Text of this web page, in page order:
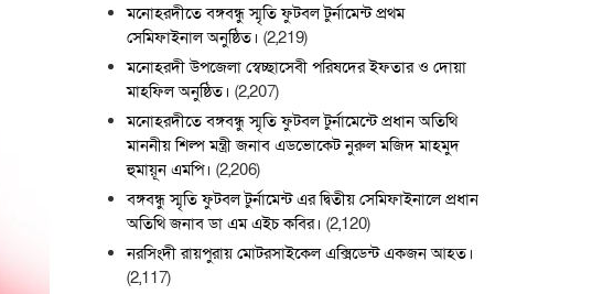
মনোহরদীতে বঙ্গবন্ধু স্মৃতি ফুটবল টুর্নামেন্ট প্রথম
সেমিফাইনাল অনুষ্ঠিত। (2,219)
মনোহরদী উপজেলা স্বেচ্ছাসেবী পরিষদের ইফতার ও দোয়া
মাহফিল অনুষ্ঠিত। (2,207)
মনোহরদীতে বঙ্গবন্ধু স্মৃতি ফুটবল টুর্নামেন্টে প্রধান অতিথি
মাননীয় শিল্প মন্ত্রী জনাব এডভোকেট নুরুল মজিদ মাহমুদ
হুমায়ূন এমপি। (2,206)
বঙ্গবন্ধু স্মৃতি ফুটবল টুর্নামেন্ট এর দ্বিতীয় সেমিফাইনালে প্রধান
অতিথি জনাব ডা এম এইচ কবির। (2,120)
নরসিংদী রায়পুরায় মোটরসাইকেল এক্সিডেন্ট একজন আহত।
(2,117)